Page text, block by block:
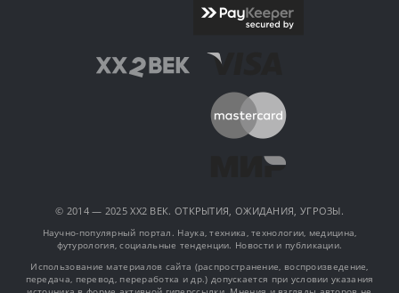
© 2014 — 2025 XX2 ВЕК. ОТКРЫТИЯ, ОЖИДАНИЯ, УГРОЗЫ.
Научно-популярный портал. Наука, техника, технологии, медицина,
футурология, социальные тенденции. Новости и публикации.
Использование материалов сайта (распространение, воспроизведение,
передача, перевод, переработка и др.) допускается при условии указания